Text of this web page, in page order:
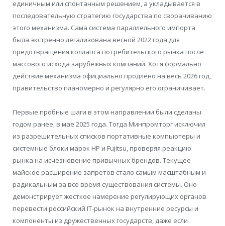
единичным или спонтанным решением, а укладывается в
последовательную стратегию государства по сворачиванию
этого механизма. Сама система параллельного импорта
была экстренно легализована весной 2022 года для
предотвращения коллапса потребительского рынка после
массового исхода зарубежных компаний. Хотя формально
действие механизма официально продлено на весь 2026 год,
правительство планомерно и регулярно его ограничивает.
Первые пробные шаги в этом направлении были сделаны
годом ранее, в мае 2025 года. Тогда Минпромторг исключил
из разрешительных списков портативные компьютеры и
системные блоки марок HP и Fujitsu, проверяя реакцию
рынка на исчезновение привычных брендов. Текущее
майское расширение запретов стало самым масштабным и
радикальным за все время существования системы. Оно
демонстрирует жесткое намерение регулирующих органов
перевести российский IT-рынок на внутренние ресурсы и
компоненты из дружественных государств, даже если